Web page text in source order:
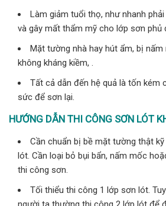
Làm giảm tuổi thọ, như nhanh
và gây mất thẩm mỹ cho lớp sơn phủ
Mặt tường nhà hay hút ẩm, bị
không kháng kiềm, .
Tất cả dẫn đến hệ quả là tốn kém
sức để sơn lại.
HƯỚNG DẪN THI CÔNG SƠN LÓT
Cần chuẩn bị bề mặt tường thật
lót. Cần loại bỏ bụi bẩn, nấm mốc
thi công sơn.
Tối thiểu thi công 1 lớp sơn lót.